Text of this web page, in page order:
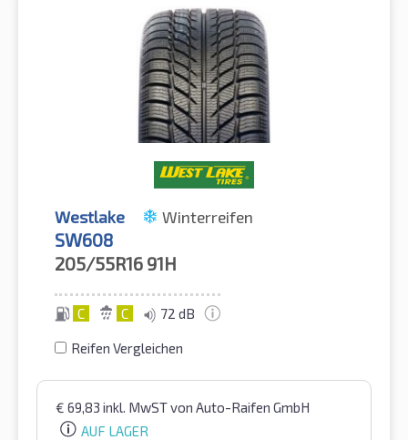
Westlake Winterreifen
SW608
205/55R16 91H
C C 72 dB
Reifen Vergleichen
€ 69,83 inkl. MwSTvon Auto-Raifen GmbH
AUF LAGER